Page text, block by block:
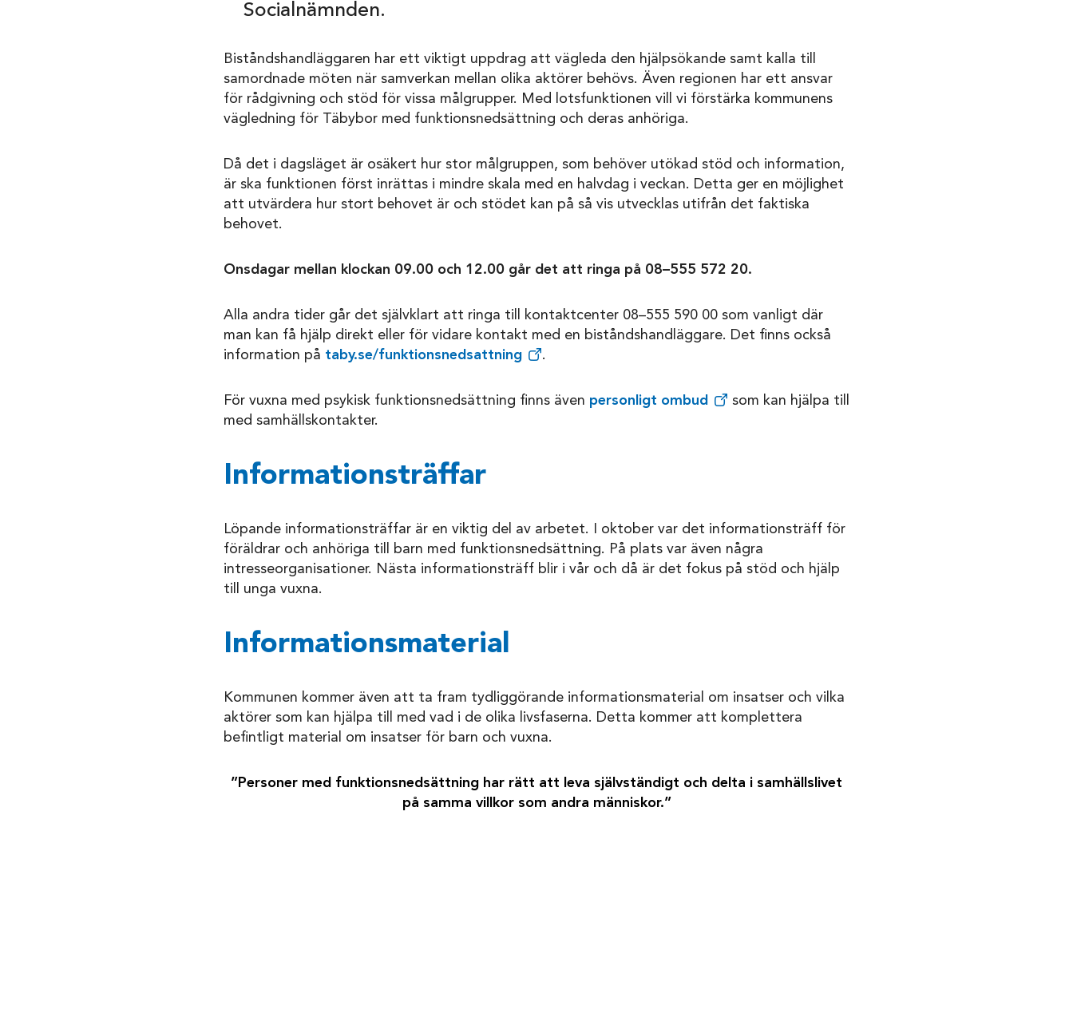
Socialnämnden.
Biståndshandläggaren har ett viktigt uppdrag att vägleda den hjälpsökande samt kalla till
samordnade möten när samverkan mellan olika aktörer behövs. Även regionen har ett ansvar
för rådgivning och stöd för vissa målgrupper. Med lotsfunktionen vill vi förstärka kommunens
vägledning för Täbybor med funktionsnedsättning och deras anhöriga.
Då det i dagsläget är osäkert hur stor målgruppen, som behöver utökad stöd och information,
är ska funktionen först inrättas i mindre skala med en halvdag i veckan. Detta ger en möjlighet
att utvärdera hur stort behovet är och stödet kan på så vis utvecklas utifrån det faktiska
behovet.
Onsdagar mellan klockan 09.00 och 12.00 går det att ringa på 08–555 572 20.
Alla andra tider går det självklart att ringa till kontaktcenter 08–555 590 00 som vanligt där
man kan få hjälp direkt eller för vidare kontakt med en biståndshandläggare. Det finns också
information på taby.se/funktionsnedsattning .
För vuxna med psykisk funktionsnedsättning finns även personligt ombud
som kan hjälpa till
med samhällskontakter.
Informationsträffar
Löpande informationsträffar är en viktig del av arbetet. I oktober var det informationsträff för
föräldrar och anhöriga till barn med funktionsnedsättning. På plats var även några
intresseorganisationer. Nästa informationsträff blir i vår och då är det fokus på stöd och hjälp
till unga vuxna.
Informationsmaterial
Kommunen kommer även att ta fram tydliggörande informationsmaterial om insatser och vilka
aktörer som kan hjälpa till med vad i de olika livsfaserna. Detta kommer att komplettera
befintligt material om insatser för barn och vuxna.
”Personer med funktionsnedsättning har rätt att leva självständigt och delta i samhällslivet
på samma villkor som andra människor.”